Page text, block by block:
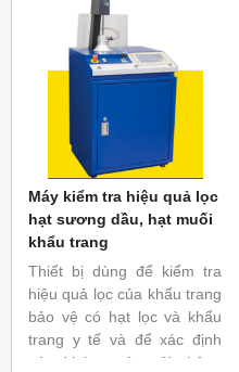
cẩm thạch và đang sử dụng
tuabin khí với tốc độ
khoảng 20.000 rung động /
Máy kiểm tra hiệu quả lọc
hạt sương dầu, hạt muối
khẩu trang
Thiết bị dùng để kiểm tra
hiệu quả lọc của khẩu trang
bảo vệ có hạt lọc và khẩu
trang y tế và để xác định
sức kháng của vải thông